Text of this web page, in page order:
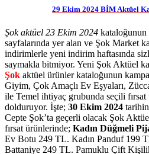
29 Ekim 2024 BİM Aktüel
Şok aktüel 23 Ekim 2024 kataloğunun
sayfalarında yer alan ve Şok Market
indirimlerle yeni indirim haftasında
saymakla bitmiyor. Yeni Şok Aktüel
Şok aktüel ürünler kataloğunun
Giyim, Çok Amaçlı Ev Eşyaları,
ile Temel ihtiyaç grubunda seçili
dolduruyor. İşte; 30 Ekim 2024
Cepte Şok’ta geçerli olacak Şok
fırsat ürünlerinde; Kadın Düğmeli
Ev Botu 249 TL. Kadın Panduf 199
Battaniye 249 TL. Pamuklu Çift